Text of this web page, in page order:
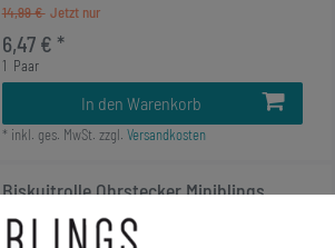
14,99 €
6,47 € *
1 Paar
In den Warenkorb
* inkl. ges. MwSt. zzgl. Versandkosten
Biskuitrolle Ohrstecker Miniblings
Stecker Ohrringe Kuchen Biskuit
Biscuit GELB